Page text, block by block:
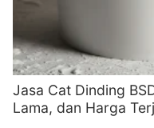
Jasa Cat Dinding
Lama, dan Harga